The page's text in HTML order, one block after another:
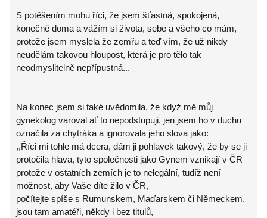
S potěšením mohu říci, že jsem šťastná, spokojená,
konečně doma a vážím si života, sebe a všeho co mám,
protože jsem myslela že zemřu a teď vím, že už nikdy
neudělám takovou hloupost, která je pro tělo tak
neodmyslitelně nepřípustná...
Na konec jsem si také uvědomila, že když mě můj
gynekolog varoval ať to nepodstupuji, jen jsem ho v duchu
označila za chytráka a ignorovala jeho slova jako:
,,Říci mi tohle má dcera, dám ji pohlavek takový, že by se ji
protočila hlava, tyto společnosti jako Gynem vznikají v ČR
protože v ostatních zemích je to nelegální, tudíž není
možnost, aby Vaše díte žilo v ČR,
počítejte spíše s Rumunskem, Maďarskem či Německem,
jsou tam amatéři, někdy i bez titulů,